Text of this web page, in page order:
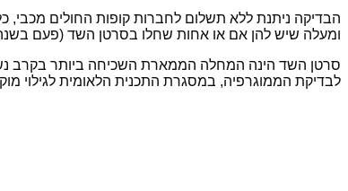
ומעלה שיש להן אם או אחות שחלו בסרטן השד (פעם
לבדיקת הממוגרפיה, במסגרת התכנית הלאומית לגילוי